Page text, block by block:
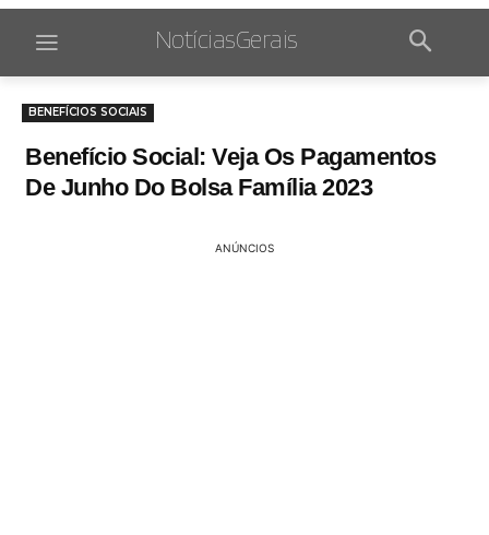
NotíciasGerais
BENEFÍCIOS SOCIAIS
Benefício Social: Veja Os Pagamentos
De Junho Do Bolsa Família 2023
ANÚNCIOS